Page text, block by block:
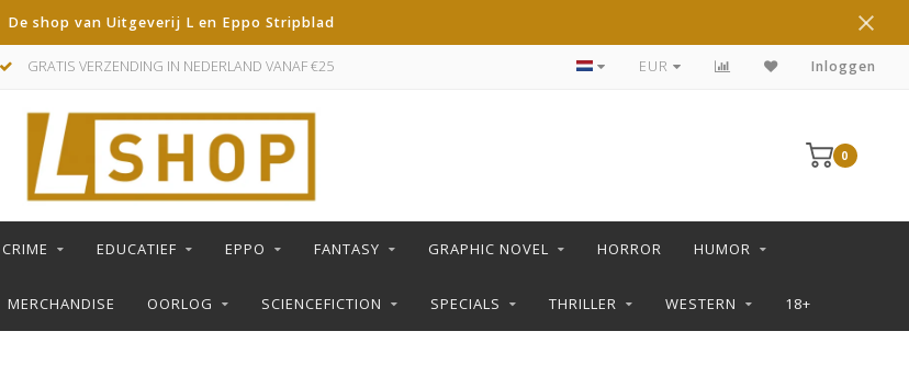
De shop van Uitgeverij L en Eppo Stripblad
GRATIS VERZENDING IN NEDERLAND VANAF €25 DE LEUKSTE STRIPS KOOP JE IN DE L SHOP
EUR Inloggen
0
CRIME EDUCATIEF EPPO FANTASY GRAPHIC NOVEL HORROR HUMOR
MERCHANDISE OORLOG SCIENCEFICTION SPECIALS THRILLER WESTERN 18+